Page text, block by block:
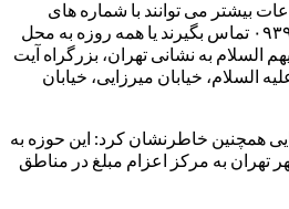
بیشتر می توانند با شماره‌ های
۰۹۱۲۴۱۷۵۹۰۵ و ۰۹۳۹۱۹۸۵۸۷۰ تماس بگیرند یا همه روزه به محل
السلام به نشانی تهران، بزرگراه آیت
السلام، خیابان میرزایی، خیابان
همچنین خاطرنشان کرد: این حوزه به
به مرکز اعزام مبلغ در مناطق